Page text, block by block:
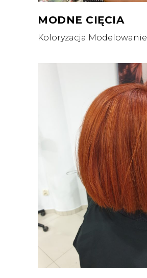
MODNE CIĘCIA
Koloryzacja Modelowanie